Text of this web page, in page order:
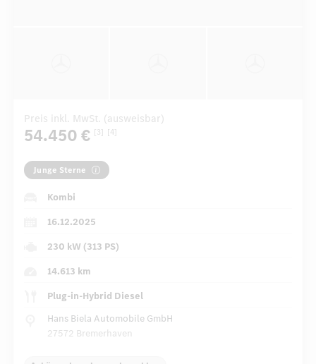
Preis inkl. MwSt. (ausweisbar)
54.450 € [3] [4]
Junge Sterne
Kombi
16.12.2025
230 kW (313 PS)
14.613 km
Plug-in-Hybrid Diesel
Hans Biela Automobile GmbH
27572 Bremerhaven